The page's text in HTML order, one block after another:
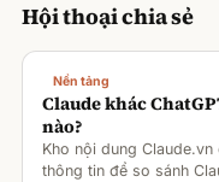
Hội thoại chia sẻ
Nền tảng
Claude khác
nào?
Kho nội dung
thông tin để so sánh